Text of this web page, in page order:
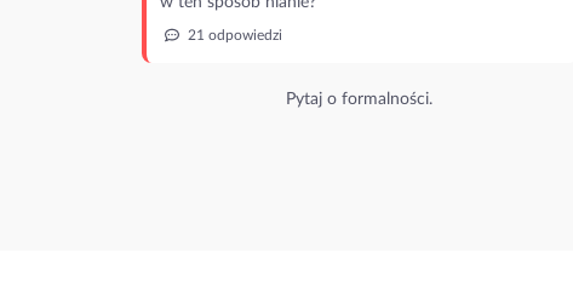
21 odpowiedzi
Pytaj o formalności.